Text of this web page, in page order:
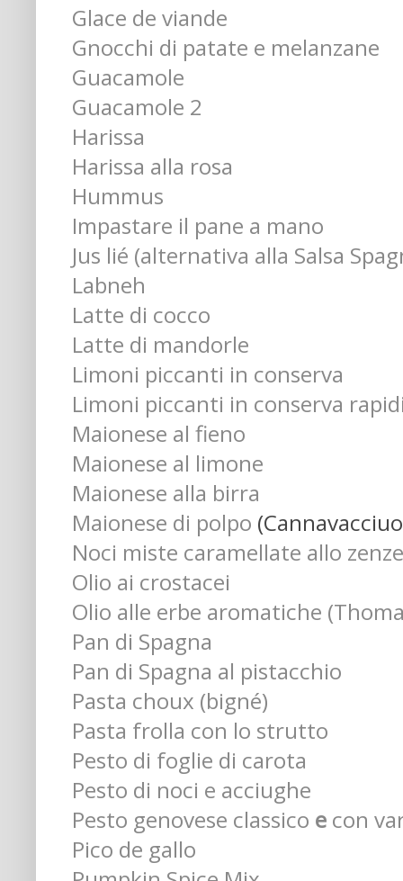
Glace de viande
Gnocchi di patate e melanzane
Guacamole
Guacamole 2
Harissa
Harissa alla rosa
Hummus
Impastare il pane a mano
Jus lié (alternativa alla Salsa
Labneh
Latte di cocco
Latte di mandorle
Limoni piccanti in conserva
Limoni piccanti in conserva
Maionese al fieno
Maionese al limone
Maionese alla birra
Maionese di polpo
Noci miste caramellate allo
Olio ai crostacei
Olio alle erbe aromatiche
Pan di Spagna
Pan di Spagna al pistacchio
Pasta choux (bigné)
Pasta frolla con lo strutto
Pesto di foglie di carota
Pesto di noci e acciughe
Pesto genovese classico e con
Pico de gallo